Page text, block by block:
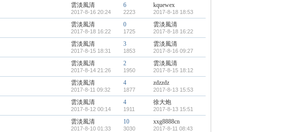
雲淡風清
2017-8-16 20:24
6
2223
kquewex
2017-8-18 18:53
雲淡風清
2017-8-18 16:22
0
1725
雲淡風清
2017-8-18 16:22
雲淡風清
2017-8-15 18:31
3
1853
雲淡風清
2017-8-16 09:27
雲淡風清
2017-8-14 21:26
2
1950
雲淡風清
2017-8-15 18:12
雲淡風清
2017-8-11 09:32
4
1877
zdzzdz
2017-8-13 15:53
雲淡風清
2017-8-12 00:14
4
1911
徐大炮
2017-8-13 15:51
雲淡風清
2017-8-10 01:33
10
3030
xxg8888cn
2017-8-11 08:43